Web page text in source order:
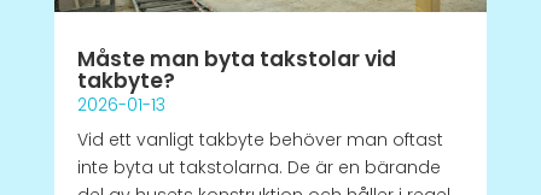
Måste man byta takstolar vid
takbyte?
2026-01-13
Vid ett vanligt takbyte behöver man oftast
inte byta ut takstolarna. De är en bärande